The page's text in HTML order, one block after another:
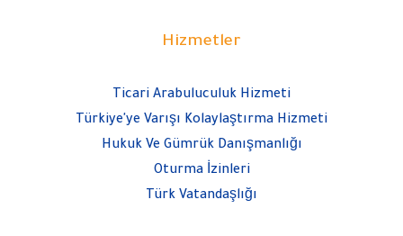
Hizmetler
Ticari Arabuluculuk Hizmeti
Türkiye'ye Varışı Kolaylaştırma Hizmeti
Hukuk Ve Gümrük Danışmanlığı
Oturma İzinleri
Türk Vatandaşlığı